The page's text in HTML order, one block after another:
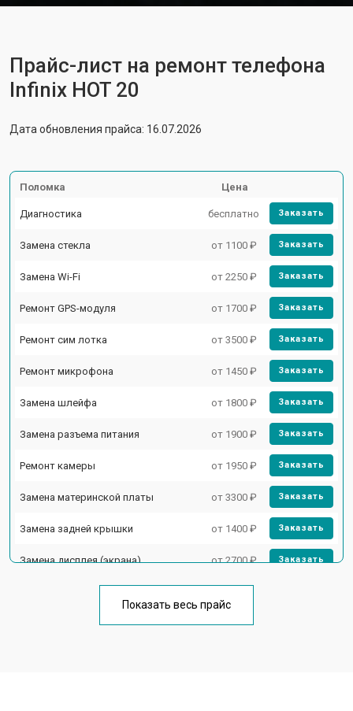
Прайс-лист на ремонт телефона
Infinix HOT 20
Дата обновления прайса: 16.07.2026
Поломка Цена
Диагностика бесплатно Заказать
Замена стекла от 1100 ₽ Заказать
Замена Wi-Fi от 2250 ₽ Заказать
Ремонт GPS-модуля от 1700 ₽ Заказать
Ремонт сим лотка от 3500 ₽ Заказать
Ремонт микрофона от 1450 ₽ Заказать
Замена шлейфа от 1800 ₽ Заказать
Замена разъема питания от 1900 ₽ Заказать
Ремонт камеры от 1950 ₽ Заказать
Замена материнской платы от 3300 ₽ Заказать
Замена задней крышки от 1400 ₽ Заказать
Замена дисплея (экрана) от 2700 ₽ Заказать
Замена кнопки включения от 1750 ₽
Показать весь прайс